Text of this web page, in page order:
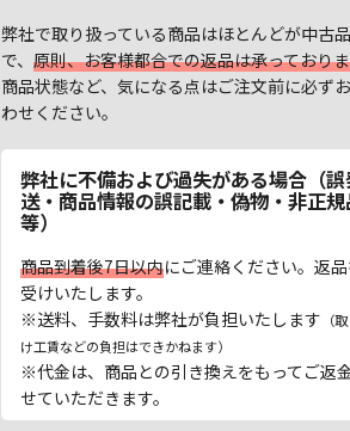
弊社で取り扱っている商品はほとんどが中古
で、 原則、お客様都合での返品は承っており
商品状態など、気になる点はご注文前に必ず
わせください。
弊社に不備および過失がある場合（
送・商品情報の誤記載・偽物・非正規
等）
商品到着後7日以内にご連絡ください。返
受けいたします。
※送料、手数料は弊社が負担いたします （
け工賃などの負担はできかねます）
※代金は、商品との引き換えをもってご返
せていただきます。